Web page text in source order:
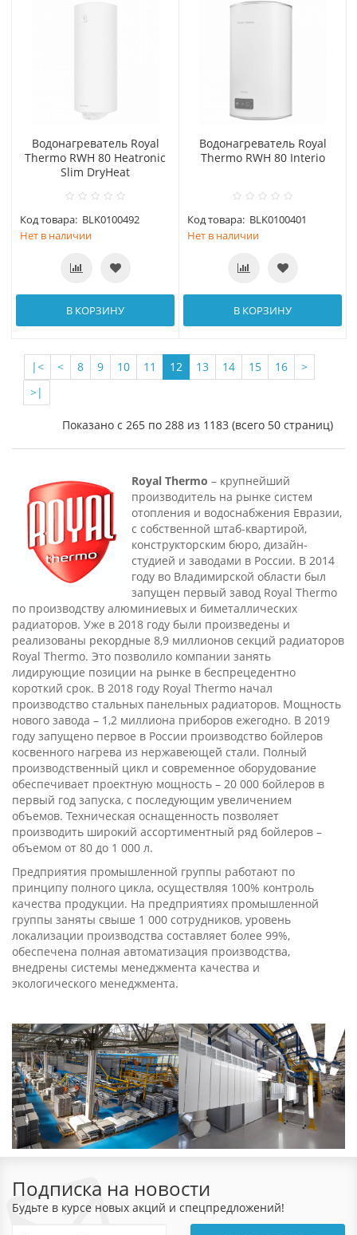
Водонагреватель Royal
Thermo RWH 80 Heatronic
Slim DryHeat
Код товара: BLK0100492
Нет в наличии
В КОРЗИНУ
Водонагреватель Royal
Thermo RWH 80 Interio
Код товара: BLK0100401
Нет в наличии
В КОРЗИНУ
|< < 8 9 10 11 12 13 14 15 16
>
>|
Показано с 265 по 288 из 1183 (всего 50 страниц)
Royal Thermo – крупнейший
производитель на рынке систем
отопления и водоснабжения Евразии,
с собственной штаб-квартирой,
конструкторским бюро, дизайн-
студией и заводами в России. В 2014
году во Владимирской области был
запущен первый завод Royal Thermo
по производству алюминиевых и биметаллических
радиаторов. Уже в 2018 году были произведены и
реализованы рекордные 8,9 миллионов секций радиаторов
Royal Thermo. Это позволило компании занять
лидирующие позиции на рынке в беспрецедентно
короткий срок. В 2018 году Royal Thermo начал
производство стальных панельных радиаторов. Мощность
нового завода – 1,2 миллиона приборов ежегодно. В 2019
году запущено первое в России производство бойлеров
косвенного нагрева из нержавеющей стали. Полный
производственный цикл и современное оборудование
обеспечивает проектную мощность – 20 000 бойлеров в
первый год запуска, с последующим увеличением
объемов. Техническая оснащенность позволяет
производить широкий ассортиментный ряд бойлеров –
объемом от 80 до 1 000 л.
Предприятия промышленной группы работают по
принципу полного цикла, осуществляя 100% контроль
качества продукции. На предприятиях промышленной
группы заняты свыше 1 000 сотрудников, уровень
локализации производства составляет более 99%,
обеспечена полная автоматизация производства,
внедрены системы менеджмента качества и
экологического менеджмента.
Подписка на новости
Будьте в курсе новых акций и спецпредложений!